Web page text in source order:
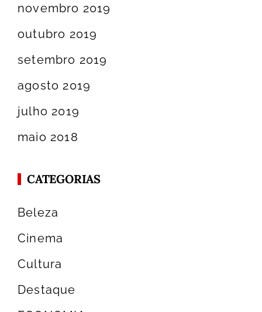
novembro 2019
outubro 2019
setembro 2019
agosto 2019
julho 2019
maio 2018
CATEGORIAS
Beleza
Cinema
Cultura
Destaque